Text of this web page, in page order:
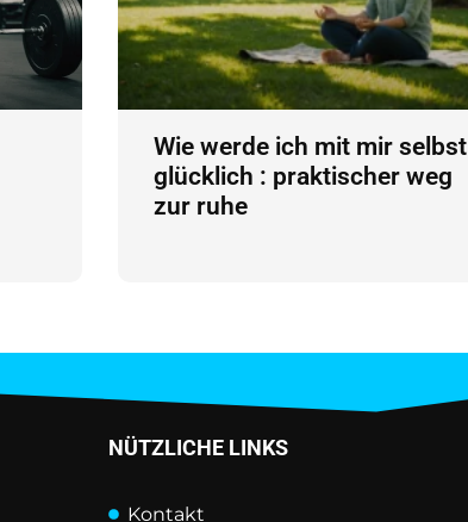
Wie werde ich mit mir selbst
glücklich : praktischer weg
zur ruhe
NÜTZLICHE LINKS
Kontakt